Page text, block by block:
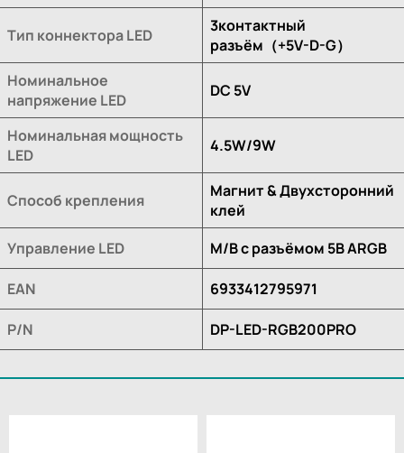
Тип коннектора LED
3контактный
разъём（+5V-D-G）
Номинальное
напряжение LED
DC 5V
Номинальная мощность
LED
4.5W/9W
Способ крепления
Магнит & Двухсторонний
клей
Управление LED
M/B с разъёмом 5В ARGB
EAN 6933412795971
P/N DP-LED-RGB200PRO